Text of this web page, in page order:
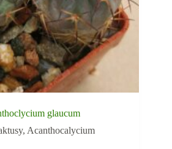
glaucum
,Acanthocalycium